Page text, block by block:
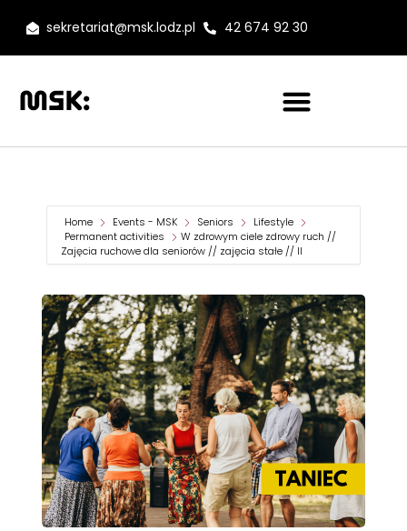
sekretariat@msk.lodz.pl 42 674 92 30
Home Events - MSK Seniors
Lifestyle
Permanent activities
W zdrowym ciele zdrowy ruch //
Zajęcia ruchowe dla seniorów // zajęcia stałe // II